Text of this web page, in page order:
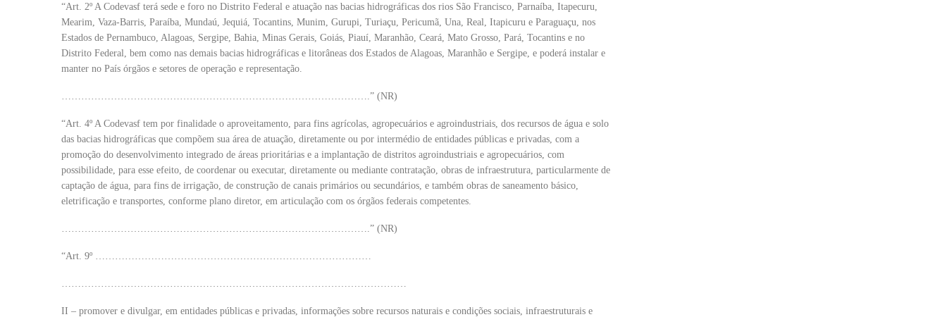
“Art. 2º A Codevasf terá sede e foro no Distrito Federal e atuação nas bacias hidrográficas dos rios São Francisco, Parnaíba, Itapecuru,
Mearim, Vaza-Barris, Paraíba, Mundaú, Jequiá, Tocantins, Munim, Gurupi, Turiaçu, Pericumã, Una, Real, Itapicuru e Paraguaçu, nos
Estados de Pernambuco, Alagoas, Sergipe, Bahia, Minas Gerais, Goiás, Piauí, Maranhão, Ceará, Mato Grosso, Pará, Tocantins e no
Distrito Federal, bem como nas demais bacias hidrográficas e litorâneas dos Estados de Alagoas, Maranhão e Sergipe, e poderá instalar e
manter no País órgãos e setores de operação e representação.
………………………………………………………………………………….” (NR)
“Art. 4º A Codevasf tem por finalidade o aproveitamento, para fins agrícolas, agropecuários e agroindustriais, dos recursos de água e solo
das bacias hidrográficas que compõem sua área de atuação, diretamente ou por intermédio de entidades públicas e privadas, com a
promoção do desenvolvimento integrado de áreas prioritárias e a implantação de distritos agroindustriais e agropecuários, com
possibilidade, para esse efeito, de coordenar ou executar, diretamente ou mediante contratação, obras de infraestrutura, particularmente de
captação de água, para fins de irrigação, de construção de canais primários ou secundários, e também obras de saneamento básico,
eletrificação e transportes, conforme plano diretor, em articulação com os órgãos federais competentes.
………………………………………………………………………………….” (NR)
“Art. 9º …………………………………………………………………………
……………………………………………………………………………………………
II – promover e divulgar, em entidades públicas e privadas, informações sobre recursos naturais e condições sociais, infraestruturais e